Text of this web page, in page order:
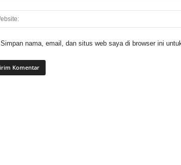
Simpan nama, email, dan situs web saya di browser ini